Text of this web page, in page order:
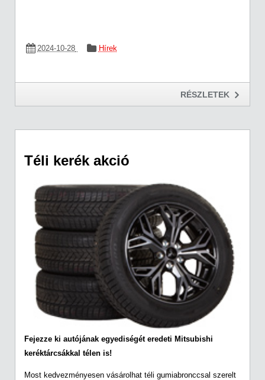
2024-10-28 Hírek
RÉSZLETEK
Téli kerék akció
Fejezze ki autójának egyediségét eredeti Mitsubishi
keréktárcsákkal télen is!
Most kedvezményesen vásárolhat téli gumiabronccsal szerelt